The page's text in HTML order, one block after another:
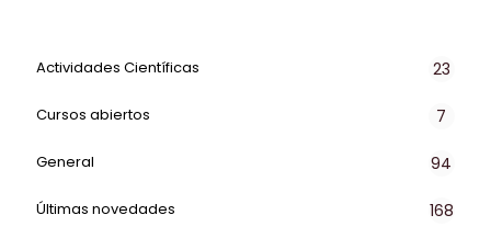
Actividades Científicas 23
Cursos abiertos 7
General 94
Últimas novedades 168